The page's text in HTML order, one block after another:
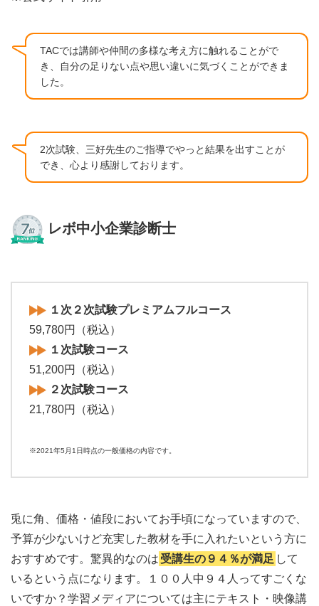
TACでは講師や仲間の多様な考え方に触れることがで
き、自分の足りない点や思い違いに気づくことができま
した。
2次試験、三好先生のご指導でやっと結果を出すことが
でき、心より感謝しております。
レボ中小企業診断士
１次２次試験プレミアムフルコース
59,780円（税込）
１次試験コース
51,200円（税込）
２次試験コース
21,780円（税込）
※2021年5月1日時点の一般価格の内容です。
兎に角、価格・値段においてお手頃になっていますので、
予算が少ないけど充実した教材を手に入れたいという方に
おすすめです。驚異的なのは 受講生の９４％が満足 して
いるという点になります。１００人中９４人ってすごくな
いですか？学習メディアについては主にテキスト・映像講